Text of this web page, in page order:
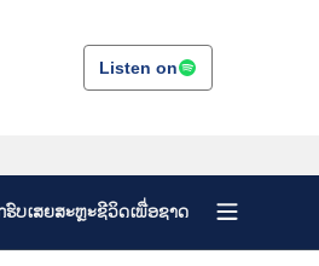
Listen on
ບເສຍສະຫຼະຊີວິດເພື່ອຊາດ